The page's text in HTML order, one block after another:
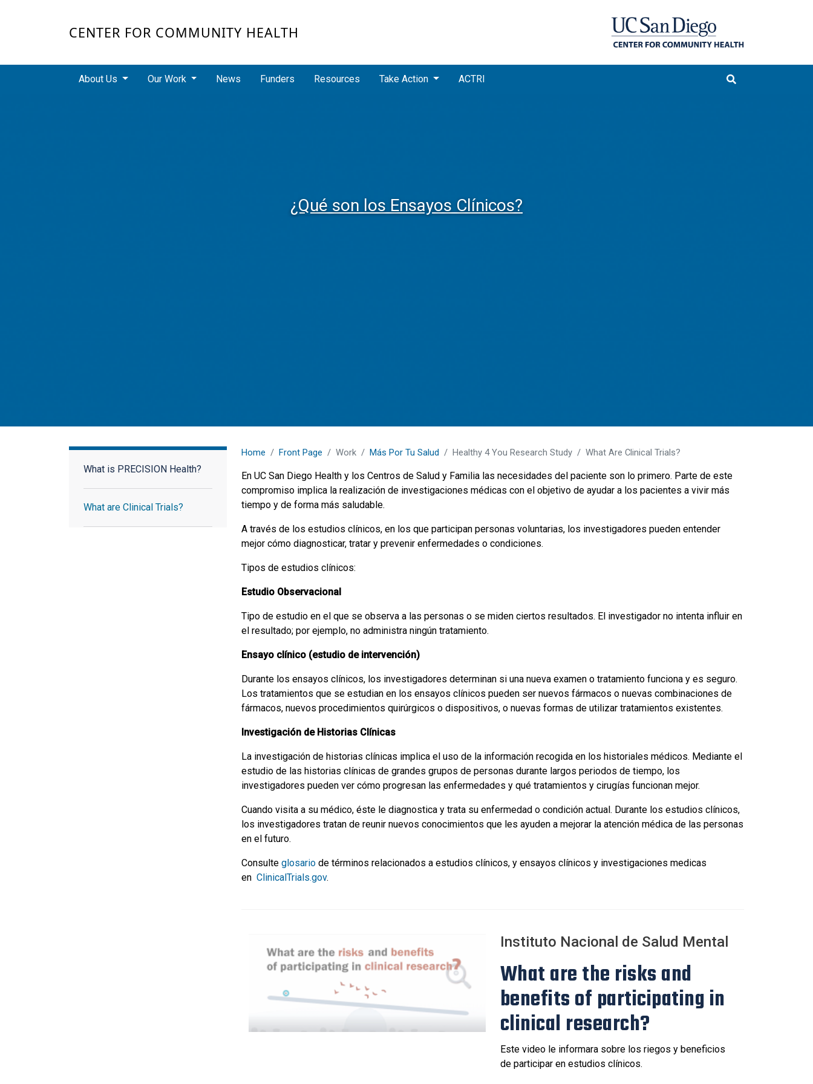
CENTER FOR COMMUNITY HEALTH
Main navigation
About Us Our Work News Funders Resources Take Action ACTRI
¿Qué son los Ensayos Clínicos?
HEALthy 4 You Research Study
What is PRECISION Health?
What are Clinical Trials?
Home Front Page Work Más Por Tu Salud Healthy 4 You Research Study What Are Clinical Trials?
En UC San Diego Health y los Centros de Salud y Familia las necesidades del paciente son lo primero. Parte de este
compromiso implica la realización de investigaciones médicas con el objetivo de ayudar a los pacientes a vivir más
tiempo y de forma más saludable.
A través de los estudios clínicos, en los que participan personas voluntarias, los investigadores pueden entender
mejor cómo diagnosticar, tratar y prevenir enfermedades o condiciones.
Tipos de estudios clínicos:
Estudio Observacional
Tipo de estudio en el que se observa a las personas o se miden ciertos resultados. El investigador no intenta influir en
el resultado; por ejemplo, no administra ningún tratamiento.
Ensayo clínico (estudio de intervención)
Durante los ensayos clínicos, los investigadores determinan si una nueva examen o tratamiento funciona y es seguro.
Los tratamientos que se estudian en los ensayos clínicos pueden ser nuevos fármacos o nuevas combinaciones de
fármacos, nuevos procedimientos quirúrgicos o dispositivos, o nuevas formas de utilizar tratamientos existentes.
Investigación de Historias Clínicas
La investigación de historias clínicas implica el uso de la información recogida en los historiales médicos. Mediante el
estudio de las historias clínicas de grandes grupos de personas durante largos periodos de tiempo, los
investigadores pueden ver cómo progresan las enfermedades y qué tratamientos y cirugías funcionan mejor.
Cuando visita a su médico, éste le diagnostica y trata su enfermedad o condición actual. Durante los estudios clínicos,
los investigadores tratan de reunir nuevos conocimientos que les ayuden a mejorar la atención médica de las personas
en el futuro.
Consulte glosario de términos relacionados a estudios clínicos, y ensayos clínicos y investigaciones medicas
en ClinicalTrials.gov.
Instituto Nacional de Salud Mental
What are the risks and
benefits of participating in
clinical research?
Este video le informara sobre los riegos y beneficios
de participar en estudios clínicos.